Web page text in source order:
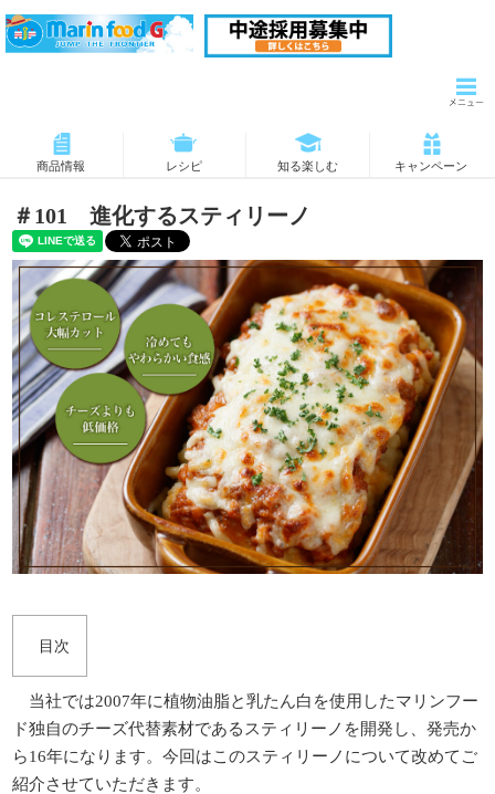
商品情報 レシピ 知る楽しむ キャンペーン
＃101 進化するスティリーノ
当社では2007年に植物油脂と乳たん白を使用したマリンフー
ド独自のチーズ代替素材であるスティリーノを開発し、発売か
ら16年になります。今回はこのスティリーノについて改めてご
紹介させていただきます。